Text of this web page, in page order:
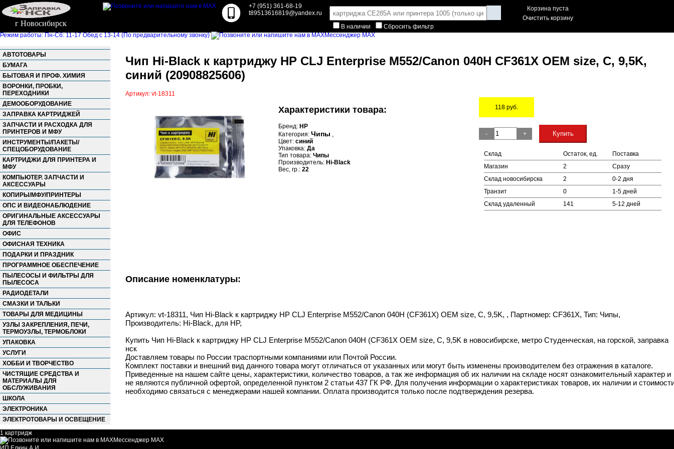
г Новосибирск
+7 (951) 361-68-19
t89513616819@yandex.ru
В наличии
Сбросить фильтр
Корзина пуста
Очистить корзину
Режим работы: Пн-Сб: 11-17 Обед с 13-14 (По предварительному звонку) Мессенджер MAX
АВТОТОВАРЫ
БУМАГА
БЫТОВАЯ И ПРОФ. ХИМИЯ
ВОРОНКИ, ПРОБКИ,
ПЕРЕХОДНИКИ
ДЕМООБОРУДОВАНИЕ
ЗАПРАВКА КАРТРИДЖЕЙ
ЗАПЧАСТИ И РАСХОДКА ДЛЯ
ПРИНТЕРОВ И МФУ
ИНСТРУМЕНТЫ/ПАКЕТЫ/
СПЕЦОБОРУДОВАНИЕ
КАРТРИДЖИ ДЛЯ ПРИНТЕРА И
МФУ
КОМПЬЮТЕР. ЗАПЧАСТИ И
АКСЕССУАРЫ
КОПИРЫ/МФУ/ПРИНТЕРЫ
ОПС И ВИДЕОНАБЛЮДЕНИЕ
ОРИГИНАЛЬНЫЕ АКСЕССУАРЫ
ДЛЯ ТЕЛЕФОНОВ
ОФИС
ОФИСНАЯ ТЕХНИКА
ПОДАРКИ И ПРАЗДНИК
ПРОГРАММНОЕ ОБЕСПЕЧЕНИЕ
ПЫЛЕСОСЫ И ФИЛЬТРЫ ДЛЯ
ПЫЛЕСОСА
РАДИОДЕТАЛИ
СМАЗКИ И ТАЛЬКИ
ТОВАРЫ ДЛЯ МЕДИЦИНЫ
УЗЛЫ ЗАКРЕПЛЕНИЯ, ПЕЧИ,
ТЕРМОУЗЛЫ, ТЕРМОБЛОКИ
УПАКОВКА
УСЛУГИ
ХОББИ И ТВОРЧЕСТВО
ЧИСТЯЩИЕ СРЕДСТВА И
МАТЕРИАЛЫ ДЛЯ
ОБСЛУЖИВАНИЯ
ШКОЛА
ЭЛЕКТРОНИКА
ЭЛЕКТРОТОВАРЫ И ОСВЕЩЕНИЕ
Чип Hi-Black к картриджу HP CLJ Enterprise M552/Canon 040H CF361X OEM size, C, 9,5K,
синий (20908825606)
Артикул: vt-18311
Характеристики товара:
Бренд: HP
Категория: Чипы ,
Цвет: синий
Упаковка: Да
Тип товара: Чипы
Производитель: Hi-Black
Вес, гр.: 22
118 руб.
-
+ Купить
Склад Остаток, ед.
Поставка
Магазин
2
Сразу
Склад новосибирска
2
0-2 дня
Транзит
0
1-5 дней
Склад удаленный
141 5-12 дней
Описание номенклатуры:
Артикул: vt-18311, Чип Hi-Black к картриджу HP CLJ Enterprise M552/Canon 040H (CF361X) OEM size, C, 9,5K, , Партномер: CF361X, Тип: Чипы,
Производитель: Hi-Black, для HP,
Купить Чип Hi-Black к картриджу HP CLJ Enterprise M552/Canon 040H (CF361X OEM size, C, 9,5K в новосибирске, метро Студенческая, на горской, заправка
нск
Доставляем товары по России траспортными компаниями или Почтой России.
Комплект поставки и внешний вид данного товара могут отличаться от указанных или могут быть изменены производителем без отражения в каталоге.
Приведенные на нашем сайте цены, характеристики, количество товаров, а так же информация об их наличии на складе носят ознакомительный характер и
не являются публичной офертой, определенной пунктом 2 статьи 437 ГК РФ. Для получения информации о характеристиках товаров, их наличии и
необходимо связаться с менеджерами нашей компании. Оплата производится только после подтверждения резерва.
1 картридж
Мессенджер MAX